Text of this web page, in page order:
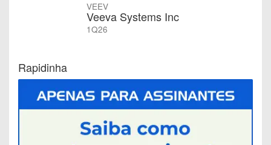
VEEV
Veeva Systems Inc
1Q26
Rapidinha